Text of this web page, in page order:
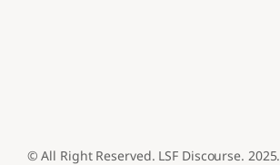
© All Right Reserved. LSF Discourse. 2025.